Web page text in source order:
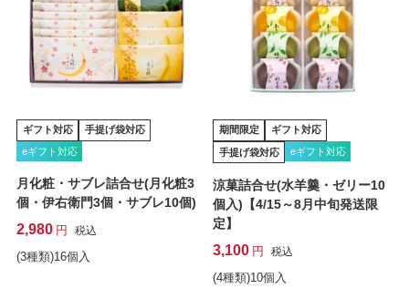
ギフト対応
手提げ袋対応
eギフト対応
月化粧・サブレ詰合せ(月化粧3
個・伊右衛門3個・サブレ10個)
2,980 税込
(3種類)16個入
期間限定 ギフト対応
手提げ袋対応 eギフト対応
涼菓詰合せ(水羊羹・ゼリー10
個入)【4/15～8月中旬発送限
定】
3,100 税込
(4種類)10個入